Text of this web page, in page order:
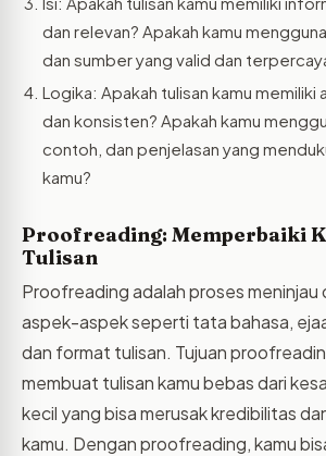
dan relevan? Apakah kamu
dan sumber yang valid dan
Logika: Apakah tulisan kamu memiliki
dan konsisten? Apakah kamu
contoh, dan penjelasan yang
kamu?
Proofreading: Memperbaiki
Tulisan
Proofreading adalah proses meninjau
aspek-aspek seperti tata bahasa,
dan format tulisan. Tujuan
membuat tulisan kamu bebas dari
kecil yang bisa merusak kredibilitas
kamu. Dengan proofreading, kamu